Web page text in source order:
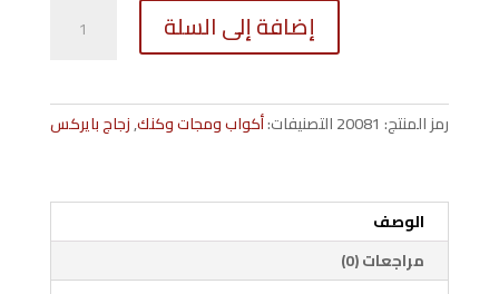
عربي
6
و
إضافة إلى السلة
رمز المنتج: 20081التصنيفات:أكواب ومجات وكنك,زجاج بايركس
الوصف
مراجعات (0)